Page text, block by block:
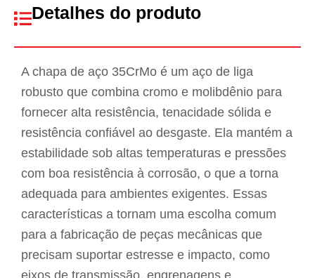
Detalhes do produto
A chapa de aço 35CrMo é um aço de liga
robusto que combina cromo e molibdênio para
fornecer alta resistência, tenacidade sólida e
resistência confiável ao desgaste. Ela mantém a
estabilidade sob altas temperaturas e pressões
com boa resistência à corrosão, o que a torna
adequada para ambientes exigentes. Essas
características a tornam uma escolha comum
para a fabricação de peças mecânicas que
precisam suportar estresse e impacto, como
eixos de transmissão, engrenagens e